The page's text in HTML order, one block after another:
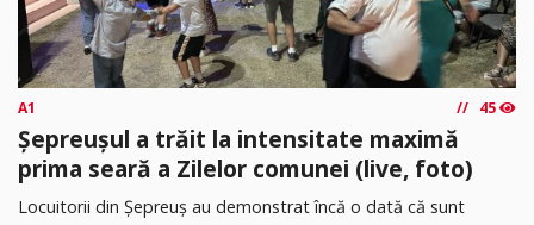
A1 45
Șepreușul a trăit la intensitate maximă
prima seară a Zilelor comunei (live, foto)
Locuitorii din Șepreuș au demonstrat încă o dată că sunt